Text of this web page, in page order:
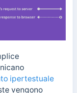
ipertestuale
vengono